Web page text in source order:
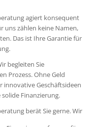
agiert konsequent
uns zählen keine Namen,
Das ist Ihre Garantie für
begleiten Sie
Prozess. Ohne Geld
innovative Geschäftsideen
Finanzierung.
berät Sie gerne. Wir